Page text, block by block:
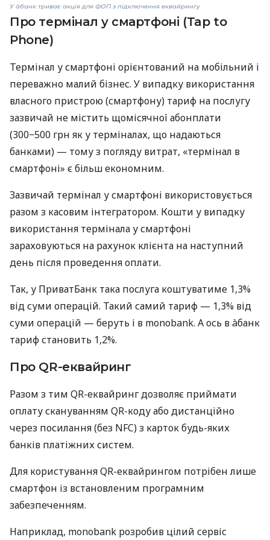
У àбанк триває акція для ФОП з підключення еквайрингу
Про термінал у смартфоні (Tap to
Phone)
Термінал у смартфоні орієнтований на мобільний і
переважно малий бізнес. У випадку використання
власного пристрою (смартфону) тариф на послугу
зазвичай не містить щомісячної абонплати
(300−500 грн як у терміналах, що надаються
банками) — тому з погляду витрат, «термінал в
смартфоні» є більш економним.
Зазвичай термінал у смартфоні використовується
разом з касовим інтегратором. Кошти у випадку
використання термінала у смартфоні
зараховуються на рахунок клієнта на наступний
день після проведення оплати.
Так, у ПриватБанк така послуга коштуватиме 1,3%
від суми операцій. Такий самий тариф — 1,3% від
суми операцій — беруть і в monobank. А ось в àбанк
тариф становить 1,2%.
Про QR-еквайринг
Разом з тим QR-еквайринг дозволяє приймати
оплату скануванням QR-коду або дистанційно
через посилання (без NFC) з карток будь-яких
банків платіжних систем.
Для користування QR-еквайрингом потрібен лише
смартфон із встановленим програмним
забезпеченням.
Наприклад, monobank розробив цілий сервіс